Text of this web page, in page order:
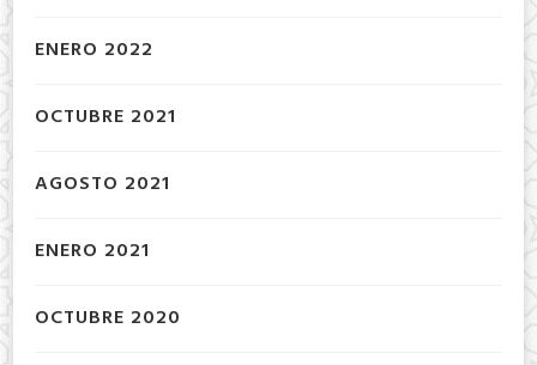
ENERO 2022
OCTUBRE 2021
AGOSTO 2021
ENERO 2021
OCTUBRE 2020